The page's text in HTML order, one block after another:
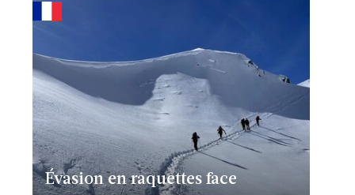
Évasion en raquettes face